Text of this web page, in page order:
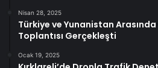
Nisan 28, 2025
Türkiye ve Yunanistan Arasında
Toplantısı Gerçekleşti
Ocak 19, 2025